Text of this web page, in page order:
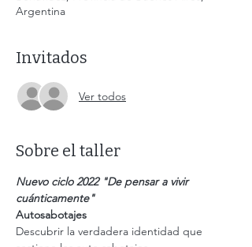
Argentina
Invitados
Ver todos
Sobre el taller
Nuevo ciclo 2022 "De pensar a vivir
cuánticamente"
Autosabotajes
Descubrir la verdadera identidad que